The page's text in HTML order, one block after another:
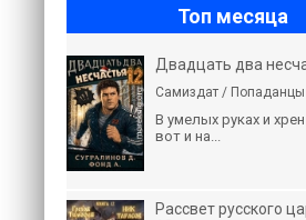
Топ месяца
Двадцать два
Самиздат / Попаданцы
В умелых руках и
вот и на...
Рассвет русского